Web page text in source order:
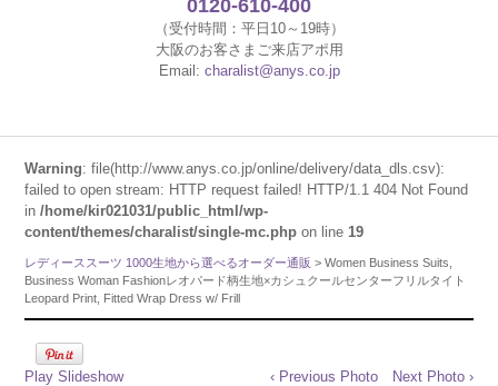
0120-610-400
（受付時間：平日10～19時）
大阪のお客さまご来店アポ用
Email: charalist@anys.co.jp
Warning: file(http://www.anys.co.jp/online/delivery/data_dls.csv):
failed to open stream: HTTP request failed! HTTP/1.1 404 Not Found
in/home/kir021031/public_html/wp-
content/themes/charalist/single-mc.php on line19
レディーススーツ 1000生地から選べるオーダー通販 > Women Business Suits,
Business Woman Fashionレオパード柄生地×カシュクールセンターフリルタイト
Leopard Print, Fitted Wrap Dress w/ Frill
Play Slideshow ‹ Previous Photo Next Photo ›